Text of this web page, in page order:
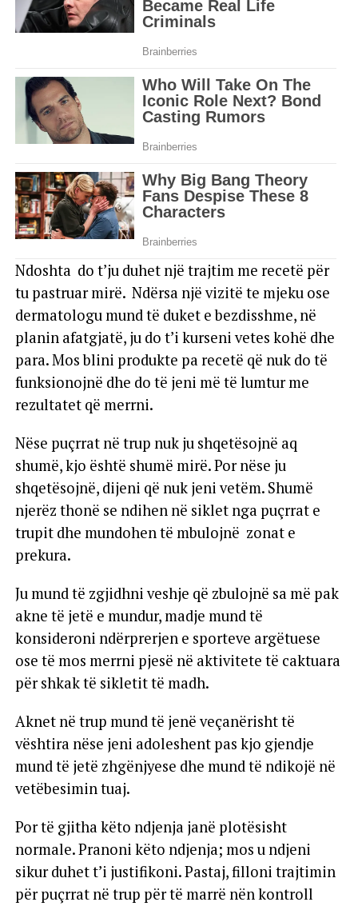
Ndoshta do t’ju duhet një trajtim me recetë për
tu pastruar mirë. Ndërsa një vizitë te mjeku ose
dermatologu mund të duket e bezdisshme, në
planin afatgjatë, ju do t’i kurseni vetes kohë dhe
para. Mos blini produkte pa recetë që nuk do të
funksionojnë dhe do të jeni më të lumtur me
rezultatet që merrni.
Nëse puçrrat në trup nuk ju shqetësojnë aq
shumë, kjo është shumë mirë. Por nëse ju
shqetësojnë, dijeni që nuk jeni vetëm. Shumë
njerëz thonë se ndihen në siklet nga puçrrat e
trupit dhe mundohen të mbulojnë zonat e
prekura.
Ju mund të zgjidhni veshje që zbulojnë sa më pak
akne të jetë e mundur, madje mund të
konsideroni ndërprerjen e sporteve argëtuese
ose të mos merrni pjesë në aktivitete të caktuara
për shkak të sikletit të madh.
Aknet në trup mund të jenë veçanërisht të
vështira nëse jeni adoleshent pas kjo gjendje
mund të jetë zhgënjyese dhe mund të ndikojë në
vetëbesimin tuaj.
Por të gjitha këto ndjenja janë plotësisht
normale. Pranoni këto ndjenja; mos u ndjeni
sikur duhet t’i justifikoni. Pastaj, filloni trajtimin
për puçrrat në trup për të marrë nën kontroll